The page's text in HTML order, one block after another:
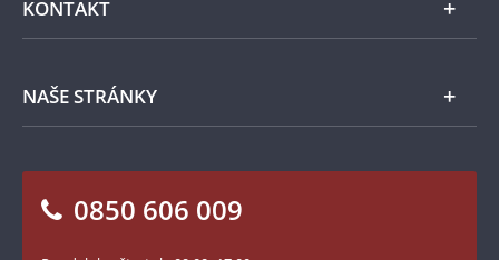
100. výročie vzniku Česko-Slovenska
Ochrana osobných údajov
KONTAKT
Napíšte nám
NAŠE STRÁNKY
Blog Pokladnica mincí
Facebook Národnej Pokladnice
0850 606 009